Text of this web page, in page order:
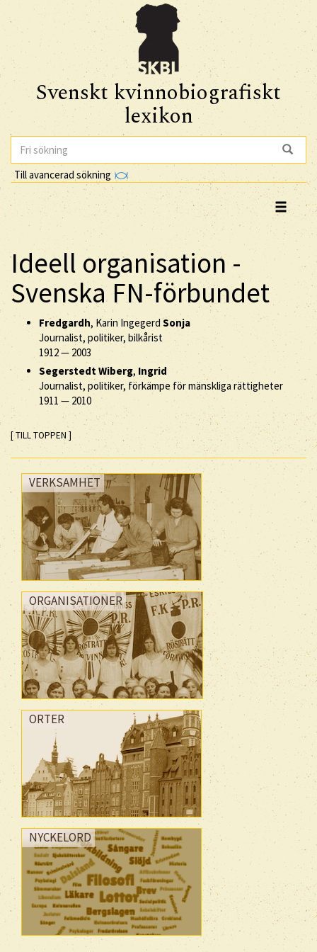
Svenskt kvinnobiografiskt
lexikon
Till avancerad sökning
Ideell organisation -
Svenska FN-förbundet
Fredgardh, Karin IngegerdSonja
Journalist, politiker, bilkårist
1912— 2003
Segerstedt Wiberg, Ingrid
Journalist, politiker, förkämpe för mänskliga rättigheter
1911 — 2010
[ TILL TOPPEN ]
VERKSAMHET
ORGANISATIONER
ORTER
NYCKELORD